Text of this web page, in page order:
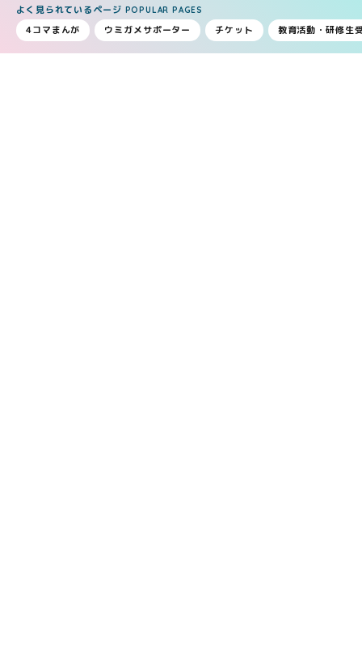
よく見られているページ POPULAR PAGES
4コマまんが ウミガメサポーター チケット 教育活動・研修生